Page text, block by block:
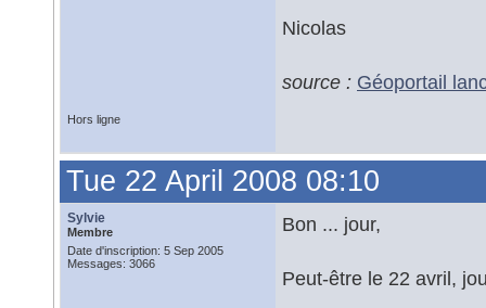
Nicolas
source : Géoportail
Hors ligne
Tue 22 April 2008 08:10
Sylvie
Membre
Date d'inscription: 5 Sep 2005
Messages: 3066
Bon ... jour,
Peut-être le 22 avril,